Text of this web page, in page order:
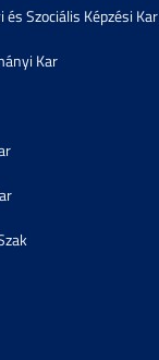
Szociális Képzési Kar
Kar